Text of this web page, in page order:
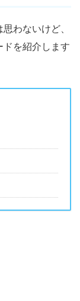
わないけど、
ドを紹介します